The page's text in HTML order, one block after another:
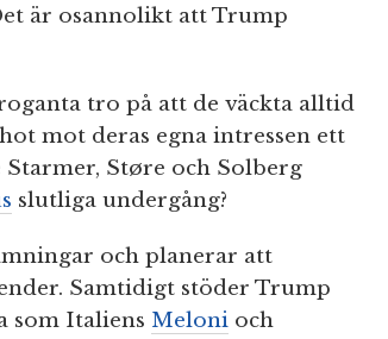
är osannolikt att Trump
tro på att de väckta alltid
mot deras egna intressen ett
Støre och Solberg
slutliga undergång?
och planerar att
Samtidigt stöder Trump
som Italiens Meloni och